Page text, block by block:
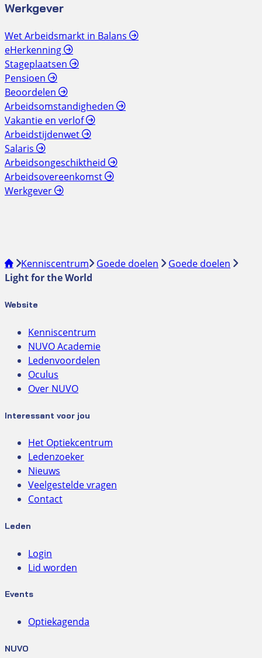
Werkgever
Wet Arbeidsmarkt in Balans
eHerkenning
Stageplaatsen
Pensioen
Beoordelen
Arbeidsomstandigheden
Vakantie en verlof
Arbeidstijdenwet
Salaris
Arbeidsongeschiktheid
Arbeidsovereenkomst
Werkgever
Kenniscentrum Goede doelen
Goede doelen
Light for the World
Website
Kenniscentrum
NUVO Academie
Ledenvoordelen
Oculus
Over NUVO
Interessant voor jou
Het Optiekcentrum
Ledenzoeker
Nieuws
Veelgestelde vragen
Contact
Leden
Login
Lid worden
Events
Optiekagenda
NUVO